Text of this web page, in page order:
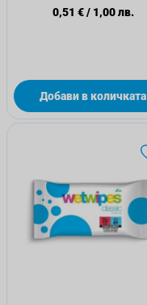
0,51 €/ 1,00 лв.
Добави в количката